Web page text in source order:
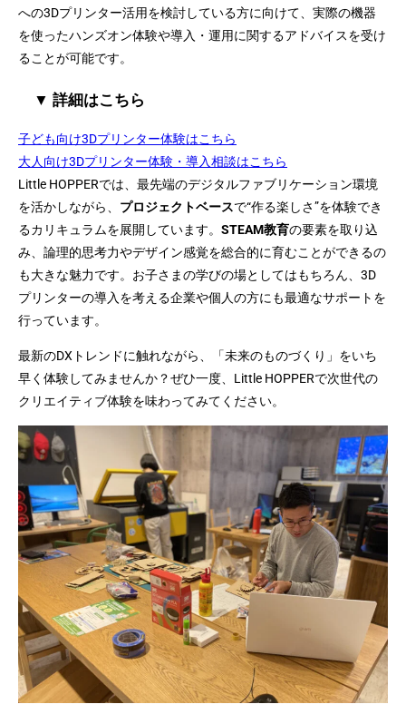
への3Dプリンター活用を検討している方に向けて、実際の機器
を使ったハンズオン体験や導入・運用に関するアドバイスを受け
ることが可能です。
▼ 詳細はこちら
子ども向け3Dプリンター体験はこちら
大人向け3Dプリンター体験・導入相談はこちら
Little HOPPERでは、最先端のデジタルファブリケーション環境
を活かしながら、 プロジェクトベースで“作る楽しさ”を体験でき
るカリキュラムを展開しています。 STEAM教育の要素を取り込
み、論理的思考力やデザイン感覚を総合的に育むことができるの
も大きな魅力です。お子さまの学びの場としてはもちろん、3D
プリンターの導入を考える企業や個人の方にも最適なサポートを
行っています。
最新のDXトレンドに触れながら、「未来のものづくり」をいち
早く体験してみませんか？ぜひ一度、Little HOPPERで次世代の
クリエイティブ体験を味わってみてください。